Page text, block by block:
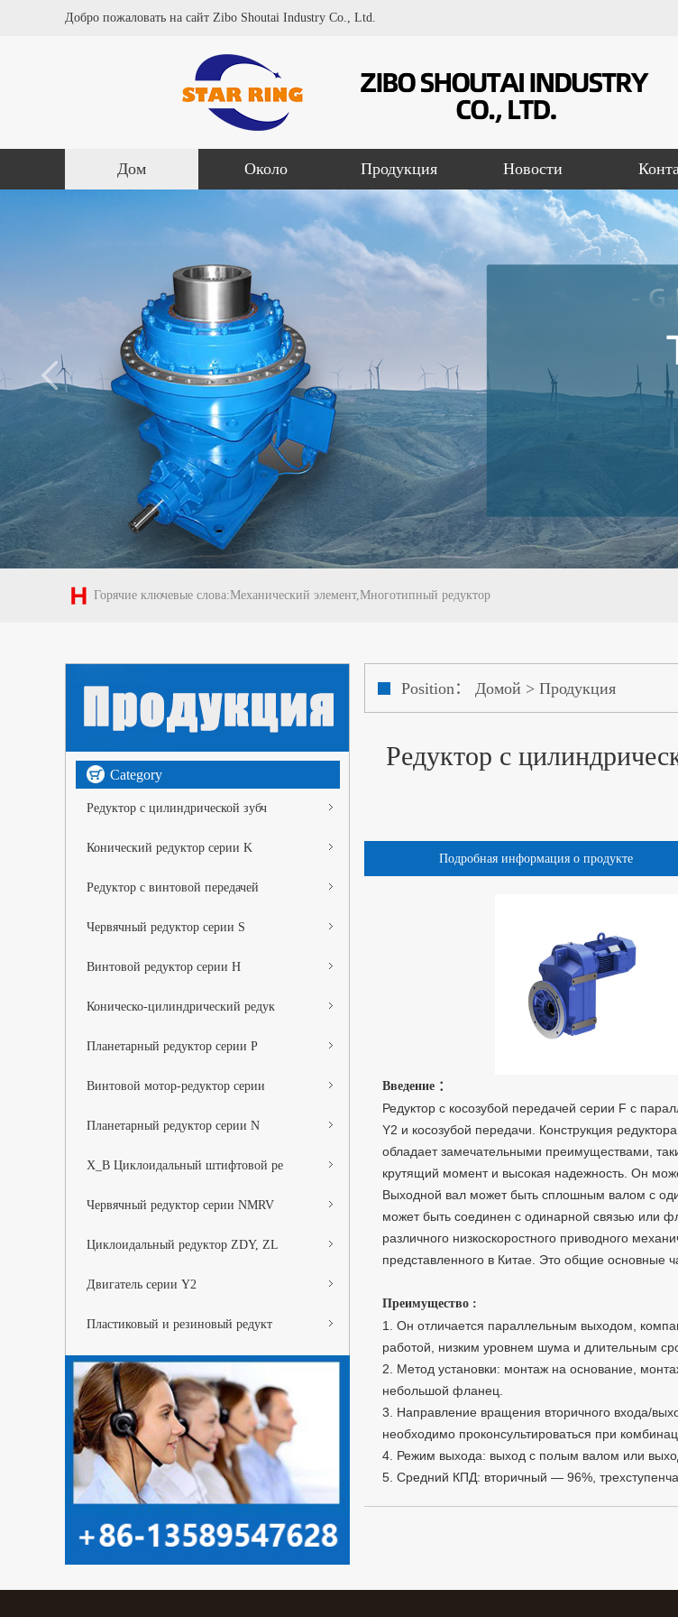
Добро пожаловать на сайт Zibo Shoutai Industry Co., Ltd.
Дом Около Продукция Новости
Горячие ключевые слова:Механический элемент,Многотипный редуктор
Category
Редуктор с цилиндрической зубч
Конический редуктор серии K
Редуктор с винтовой передачей
Червячный редуктор серии S
Винтовой редуктор серии H
Коническо-цилиндрический редук
Планетарный редуктор серии P
Винтовой мотор-редуктор серии
Планетарный редуктор серии N
X_B Циклоидальный штифтовой ре
Червячный редуктор серии NMRV
Циклоидальный редуктор ZDY, ZL
Двигатель серии Y2
Пластиковый и резиновый редукт
Position： Домой > Продукция
Редуктор с
Подробная информация о продукте
Введение ：
Редуктор с косозубой передачей серии F с
Y2 и косозубой передачи. Конструкция
обладает замечательными преимуществами,
крутящий момент и высокая надежность. Он
Выходной вал может быть сплошным валом с
может быть соединен с одинарной связью или
различного низкоскоростного приводного
представленного в Китае. Это общие основные
Преимущество :
1. Он отличается параллельным выходом,
работой, низким уровнем шума и длительным
2. Метод установки: монтаж на основание,
небольшой фланец.
3. Направление вращения вторичного входа/
необходимо проконсультироваться при
4. Режим выхода: выход с полым валом или
5. Средний КПД: вторичный — 96%,